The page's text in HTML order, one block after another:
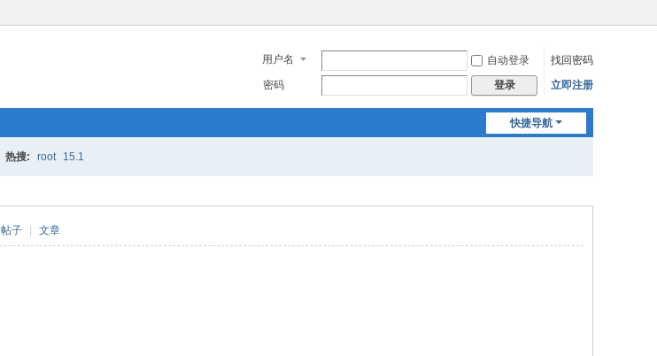
用户名 自动登录
找回密码
密码
登录 立即注册
快捷导航
热搜: root 15.1
帖子 文章